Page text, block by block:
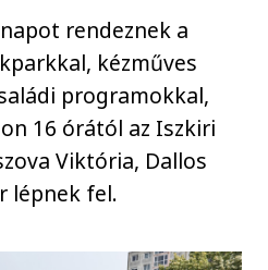
rendeznek a
kézműves
programokkal,
16 órától az Iszkiri
Viktória, Dallos
lépnek fel.